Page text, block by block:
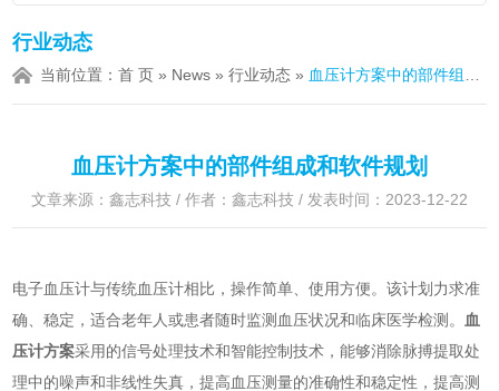
行业动态
当前位置：首 页 » News »行业动态 » 血压计方案中的部件组成和软件规划
血压计方案中的部件组成和软件规划
文章来源：鑫志科技 / 作者：鑫志科技 / 发表时间：2023-12-22
电子血压计与传统血压计相比，操作简单、使用方便。该计划力求准
确、稳定，适合老年人或患者随时监测血压状况和临床医学检测。
血
压计方案采用的信号处理技术和智能控制技术，能够消除脉搏提取处
理中的噪声和非线性失真，提高血压测量的准确性和稳定性，提高测